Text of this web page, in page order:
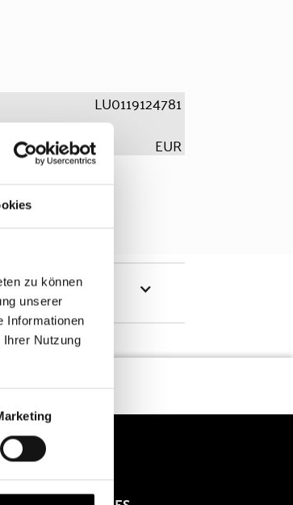
zu können
unserer
Informationen
Ihrer Nutzung
LU0119124781
EUR